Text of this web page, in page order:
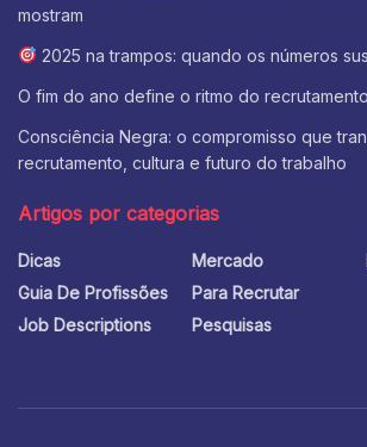
mostram
2025 na trampos: quando os números
O fim do ano define o ritmo do
Consciência Negra: o compromisso que
recrutamento, cultura e futuro do trabalho
Artigos por categorias
Dicas
Guia De Profissões
Job Descriptions
Mercado
Para Recrutar
Pesquisas